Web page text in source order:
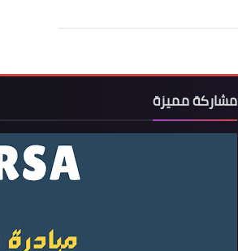
مشاركة مميزة